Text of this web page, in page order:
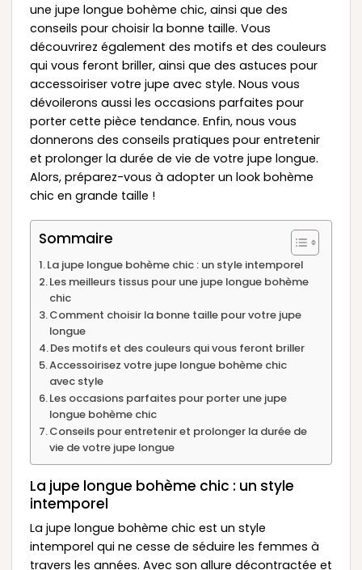
une jupe longue bohème chic, ainsi que des
conseils pour choisir la bonne taille. Vous
découvrirez également des motifs et des couleurs
qui vous feront briller, ainsi que des astuces pour
accessoiriser votre jupe avec style. Nous vous
dévoilerons aussi les occasions parfaites pour
porter cette pièce tendance. Enfin, nous vous
donnerons des conseils pratiques pour entretenir
et prolonger la durée de vie de votre jupe longue.
Alors, préparez-vous à adopter un look bohème
chic en grande taille !
Sommaire
La jupe longue bohème chic : un style intemporel
Les meilleurs tissus pour une jupe longue bohème
chic
Comment choisir la bonne taille pour votre jupe
longue
Des motifs et des couleurs qui vous feront briller
Accessoirisez votre jupe longue bohème chic
avec style
Les occasions parfaites pour porter une jupe
longue bohème chic
Conseils pour entretenir et prolonger la durée de
vie de votre jupe longue
La jupe longue bohème chic : un style
intemporel
La jupe longue bohème chic est un style
intemporel qui ne cesse de séduire les femmes à
travers les années. Avec son allure décontractée et